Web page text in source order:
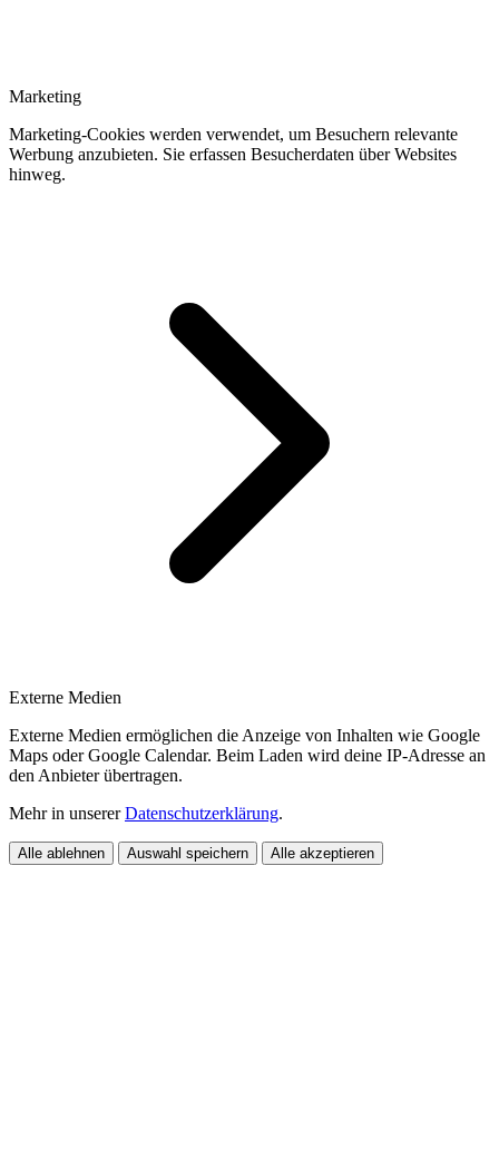
Marketing
Marketing-Cookies werden verwendet, um Besuchern relevante
Werbung anzubieten. Sie erfassen Besucherdaten über Websites
hinweg.
Externe Medien
Externe Medien ermöglichen die Anzeige von Inhalten wie Google
Maps oder Google Calendar. Beim Laden wird deine IP-Adresse an
den Anbieter übertragen.
Mehr in unsererDatenschutzerklärung.
Alle ablehnen Auswahl speichern Alle akzeptieren